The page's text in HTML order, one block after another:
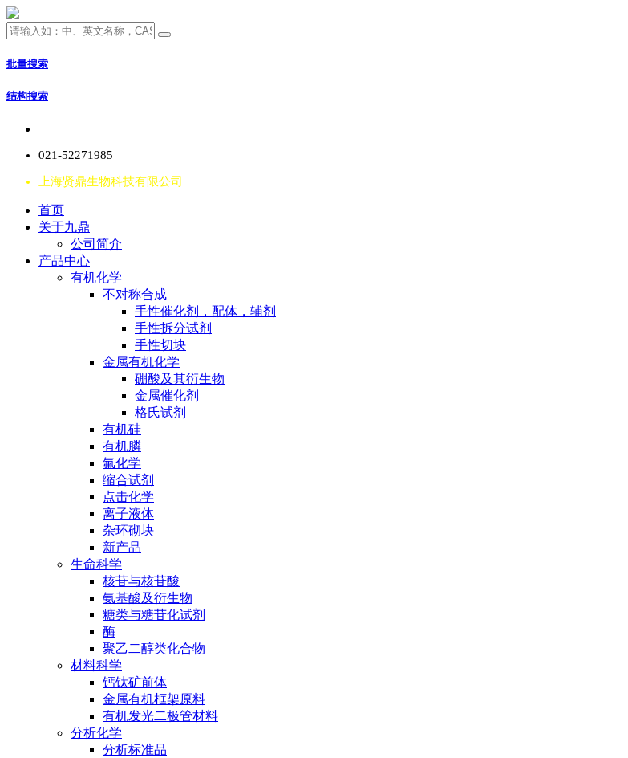
批量搜索
结构搜索
021-52271985
上海贤鼎生物科技有限公司
首页
关于九鼎
公司简介
产品中心
有机化学
不对称合成
手性催化剂，配体，辅剂
手性拆分试剂
手性切块
金属有机化学
硼酸及其衍生物
金属催化剂
格氏试剂
有机硅
有机膦
氟化学
缩合试剂
点击化学
离子液体
杂环砌块
新产品
生命科学
核苷与核苷酸
氨基酸及衍生物
糖类与糖苷化试剂
酶
聚乙二醇类化合物
材料科学
钙钛矿前体
金属有机框架原料
有机发光二极管材料
分析化学
分析标准品